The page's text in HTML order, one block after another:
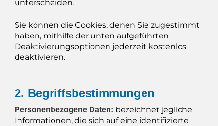
unterscheiden.
Sie können die Cookies, denen Sie zugestimmt
haben, mithilfe der unten aufgeführten
Deaktivierungsoptionen jederzeit kostenlos
deaktivieren.
2. Begriffsbestimmungen
Personenbezogene Daten: bezeichnet jegliche
Informationen, die sich auf eine identifizierte